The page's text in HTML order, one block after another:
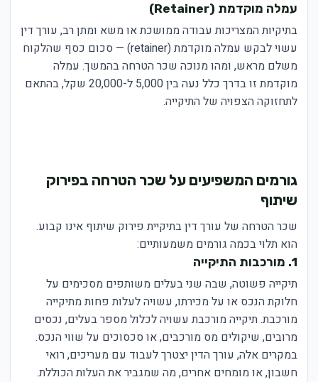
עמלה מוקדמת (Retainer)
בתיקיות המצריכות עבודה ממושכת או משא ומתן רב, עורך דין
עשוי לבקש עמלה מוקדמת (retainer) — סכום כסף שהלקוח
משלם מראש, ומהו מנוכה שכר הטרחה בהמשך. עמלה
מוקדמת זו בדרך כלל נעה בין 5,000 ל-20,000 שקל, בהתאם
לתחזוקה הצפויה של התיקייה.
גורמים המשפיעים על שכר הטרחה בפירוק
שיתוף
שכר הטרחה של עורך דין בתיקיית פירוק שיתוף אינו קבוע.
הוא תלוי בכמה גורמים משמעותיים:
1. מורכבות התיקייה
תיקייה פשוטה, שבה שני בעלים משותפים מסכימים על
חלוקת הנכס או על מכירתו, עשויה לעלות פחות מתיקייה
מורכבת. תיקייה מורכבת עשויה לכלול מספר בעלים, נכסים
מרובים, שיקולים מס מורכבים, או סכסוכים על שווי הנכס.
במקרים אלה, עורך הדין יצטרך לעבוד עם מעריכים, רואי
חשבון, או מומחים אחרים, מה שמגביר את העלות הכוללת.